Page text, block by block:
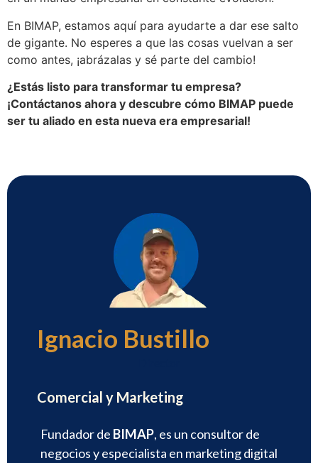
En BIMAP, estamos aquí para ayudarte a dar ese salto
de gigante. No esperes a que las cosas vuelvan a ser
como antes, ¡abrázalas y sé parte del cambio!
¿Estás listo para transformar tu empresa?
¡Contáctanos ahora y descubre cómo BIMAP puede
ser tu aliado en esta nueva era empresarial!
Ignacio Bustillo
Comercial y Marketing
Fundador de BIMAP, es un consultor de
negocios y especialista en marketing digital